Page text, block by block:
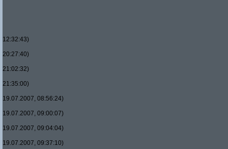
12:32:43)
20:27:40)
21:02:32)
21:35:00)
19.07.2007, 08:56:24)
19.07.2007, 09:00:07)
19.07.2007, 09:04:04)
19.07.2007, 09:37:10)